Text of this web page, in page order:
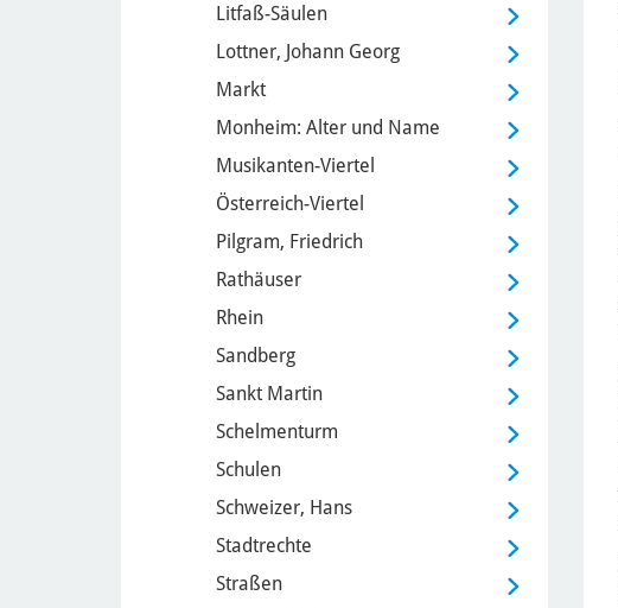
Litfaß-Säulen
Lottner, Johann Georg
Markt
Monheim: Alter und Name
Musikanten-Viertel
Österreich-Viertel
Pilgram, Friedrich
Rathäuser
Rhein
Sandberg
Sankt Martin
Schelmenturm
Schulen
Schweizer, Hans
Stadtrechte
Straßen